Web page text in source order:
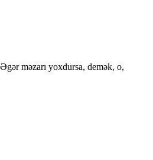
məzarı yoxdursa, demək, o,